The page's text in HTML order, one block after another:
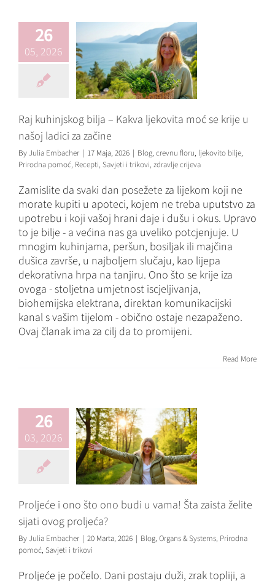
26
05, 2026
Blog crevnu floru
ljekovito
bilje Prirodna pomoć
Savjeti i trikovi
zdravlje crijeva
Raj kuhinjskog bilja – Kakva ljekovita moć se krije u
našoj ladici za začine
ByJulia Embacher | 17 Maja, 2026 | Blog, crevnu floru, ljekovito bilje,
Prirodna pomoć, Recepti, Savjeti i trikovi, zdravlje crijeva
Zamislite da svaki dan posežete za lijekom koji ne
morate kupiti u apoteci, kojem ne treba uputstvo za
upotrebu i koji vašoj hrani daje i dušu i okus. Upravo
to je bilje - a većina nas ga uveliko potcjenjuje. U
mnogim kuhinjama, peršun, bosiljak ili majčina
dušica završe, u najboljem slučaju, kao lijepa
dekorativna hrpa na tanjiru. Ono što se krije iza
ovoga - stoljetna umjetnost iscjeljivanja,
biohemijska elektrana, direktan komunikacijski
kanal s vašim tijelom - obično ostaje nezapaženo.
Ovaj članak ima za cilj da to promijeni.
Read More
26
03, 2026
Proljeće i ono što
Blog Organs & Systems
Prirodna pomoć
Savjeti i
trikovi
Proljeće i ono što ono budi u vama! Šta zaista želite
sijati ovog proljeća?
ByJulia Embacher | 20 Marta, 2026 | Blog, Organs & Systems, Prirodna
pomoć, Savjeti i trikovi
Proljeće je počelo. Dani postaju duži, zrak topliji, a